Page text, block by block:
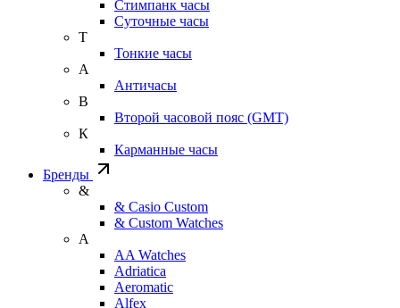
Стимпанк часы
Суточные часы
Т
Тонкие часы
А
Античасы
В
Второй часовой пояс (GMT)
К
Карманные часы
Бренды
&
& Casio Custom
& Custom Watches
A
AA Watches
Adriatica
Aeromatic
Alfex